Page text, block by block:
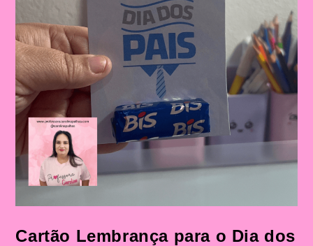
Cartão Lembrança para o Dia dos